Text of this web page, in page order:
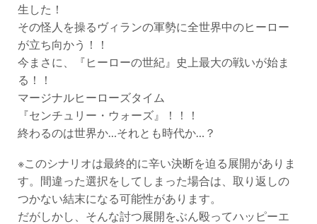
生した！
その怪人を操るヴィランの軍勢に全世界中のヒーロー
が立ち向かう！！
今まさに、『ヒーローの世紀』史上最大の戦いが始ま
る！！
マージナルヒーローズタイム
『センチュリー・ウォーズ』！！！
終わるのは世界か…それとも時代か…？
※このシナリオは最終的に辛い決断を迫る展開がありま
す。間違った選択をしてしまった場合は、取り返しの
つかない結末になる可能性があります。
だがしかし、そんな討つ展開をぶん殴ってハッピーエ